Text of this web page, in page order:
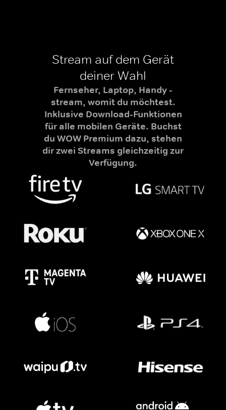
Stream auf dem Gerät
deiner Wahl
Fernseher, Laptop, Handy -
stream, womit du möchtest.
Inklusive Download-Funktionen
für alle mobilen Geräte. Buchst
du WOW Premium dazu, stehen
dir zwei Streams gleichzeitig zur
Verfügung.